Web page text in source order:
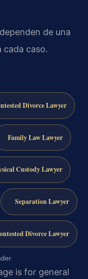
de una
cada caso.
Divorce Lawyer
Family Law Lawyer
Custody Lawyer
Separation Lawyer
Divorce Lawyer
is for general